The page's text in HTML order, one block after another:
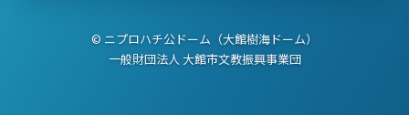
© ニプロハチ公ドーム（大館樹海ドーム）
一般財団法人 大館市文教振興事業団